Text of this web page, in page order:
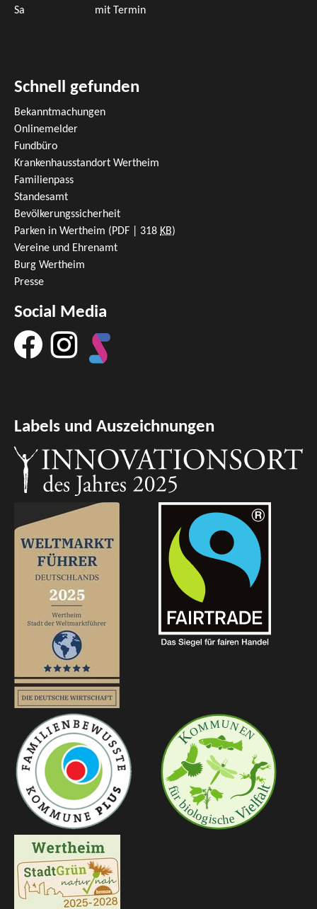
Sa
mit Termin
Schnell gefunden
Bekanntmachungen
Onlinemelder
Fundbüro
Krankenhausstandort Wertheim
Familienpass
Standesamt
Bevölkerungssicherheit
Parken in Wertheim (PDF | 318 KB)
Vereine und Ehrenamt
Burg Wertheim
Presse
Social Media
Labels und Auszeichnungen